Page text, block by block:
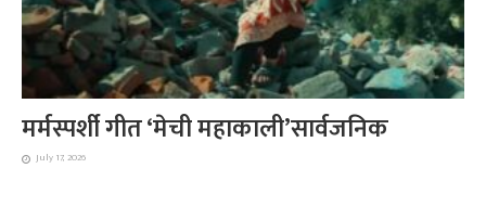
मर्मस्पर्शी गीत ‘मेची महाकाली’सार्वजनिक
July 17, 2026